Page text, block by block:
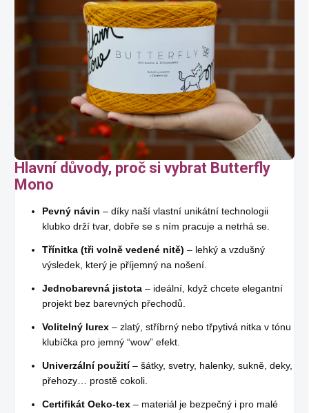
Hlavní důvody, proč si vybrat Butterfly
Mono
Pevný návin – díky naší vlastní unikátní technologii
klubko drží tvar, dobře se s ním pracuje a netrhá se.
Třínitka (tři volně vedené nitě) – lehký a vzdušný
výsledek, který je příjemný na nošení.
Jednobarevná jistota – ideální, když chcete elegantní
projekt bez barevných přechodů.
Volitelný lurex – zlatý, stříbrný nebo třpytivá nitka v tónu
klubíčka pro jemný “wow” efekt.
Univerzální použití– šátky, svetry, halenky, sukně, deky,
přehozy… prostě cokoli.
Certifikát Oeko-tex – materiál je bezpečný i pro malé